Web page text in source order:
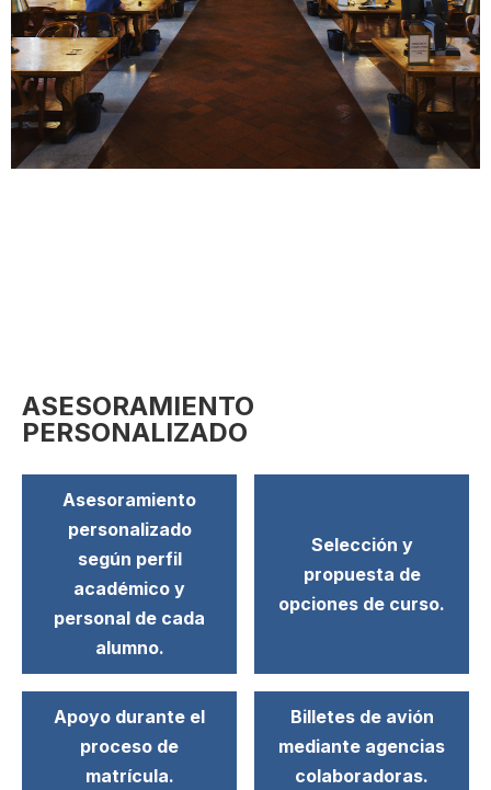
ASESORAMIENTO
PERSONALIZADO
Asesoramiento
personalizado
según perfil
académico y
personal de cada
alumno.
Selección y
propuesta de
opciones de curso.
Apoyo durante el
proceso de
matrícula.
Billetes de avión
mediante agencias
colaboradoras.